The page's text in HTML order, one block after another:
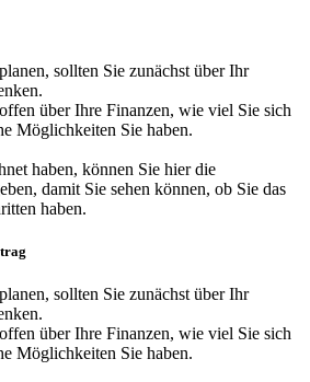
sollten Sie zunächst über Ihr
über Ihre Finanzen, wie viel Sie sich
Möglichkeiten Sie haben.
haben, können Sie hier die
damit Sie sehen können, ob Sie das
haben.
sollten Sie zunächst über Ihr
über Ihre Finanzen, wie viel Sie sich
Möglichkeiten Sie haben.